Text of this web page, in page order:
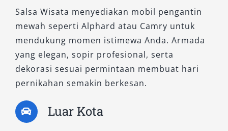
Salsa Wisata menyediakan mobil pengantin
mewah seperti Alphard atau Camry untuk
mendukung momen istimewa Anda. Armada
yang elegan, sopir profesional, serta
dekorasi sesuai permintaan membuat hari
pernikahan semakin berkesan.
Luar Kota